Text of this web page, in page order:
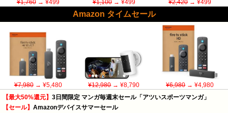
¥1,760→ ¥499 ¥1,100→ ¥499 ¥2,420→ ¥499
Amazon タイムセール
¥7,980→ ¥5,480 ¥12,980→ ¥8,790 ¥6,980→ ¥4,980
【最大50%還元】 3日間限定 マンガ毎週末セール「アツいスポーツマンガ」
【セール】 Amazonデバイスサマーセール